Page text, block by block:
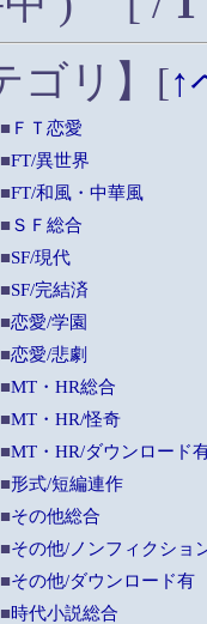
ゴリ】
[↑
■ＦＴ恋愛
■FT/異世界
■FT/和風・中華風
■ＳＦ総合
■SF/現代
■SF/完結済
■恋愛/学園
■恋愛/悲劇
■MT・HR総合
■MT・HR/怪奇
■MT・HR/ダウンロード
■形式/短編連作
■その他総合
■その他/ノンフィクショ
■その他/ダウンロード有
■時代小説総合